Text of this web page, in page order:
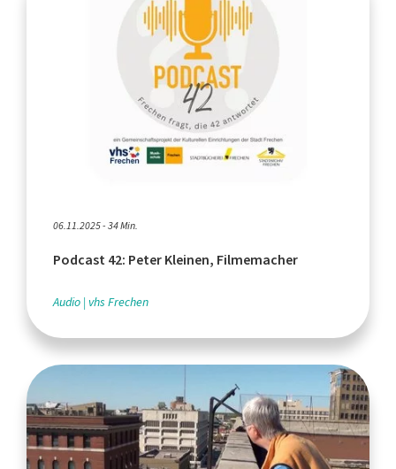
06.11.2025 - 34 Min.
Podcast 42: Peter Kleinen, Filmemacher
Audio vhs Frechen